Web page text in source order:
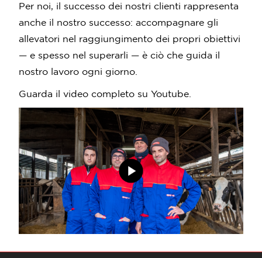
Per noi, il successo dei nostri clienti rappresenta
anche il nostro successo: accompagnare gli
allevatori nel raggiungimento dei propri obiettivi
— e spesso nel superarli — è ciò che guida il
nostro lavoro ogni giorno.
Guarda il video completo su Youtube.